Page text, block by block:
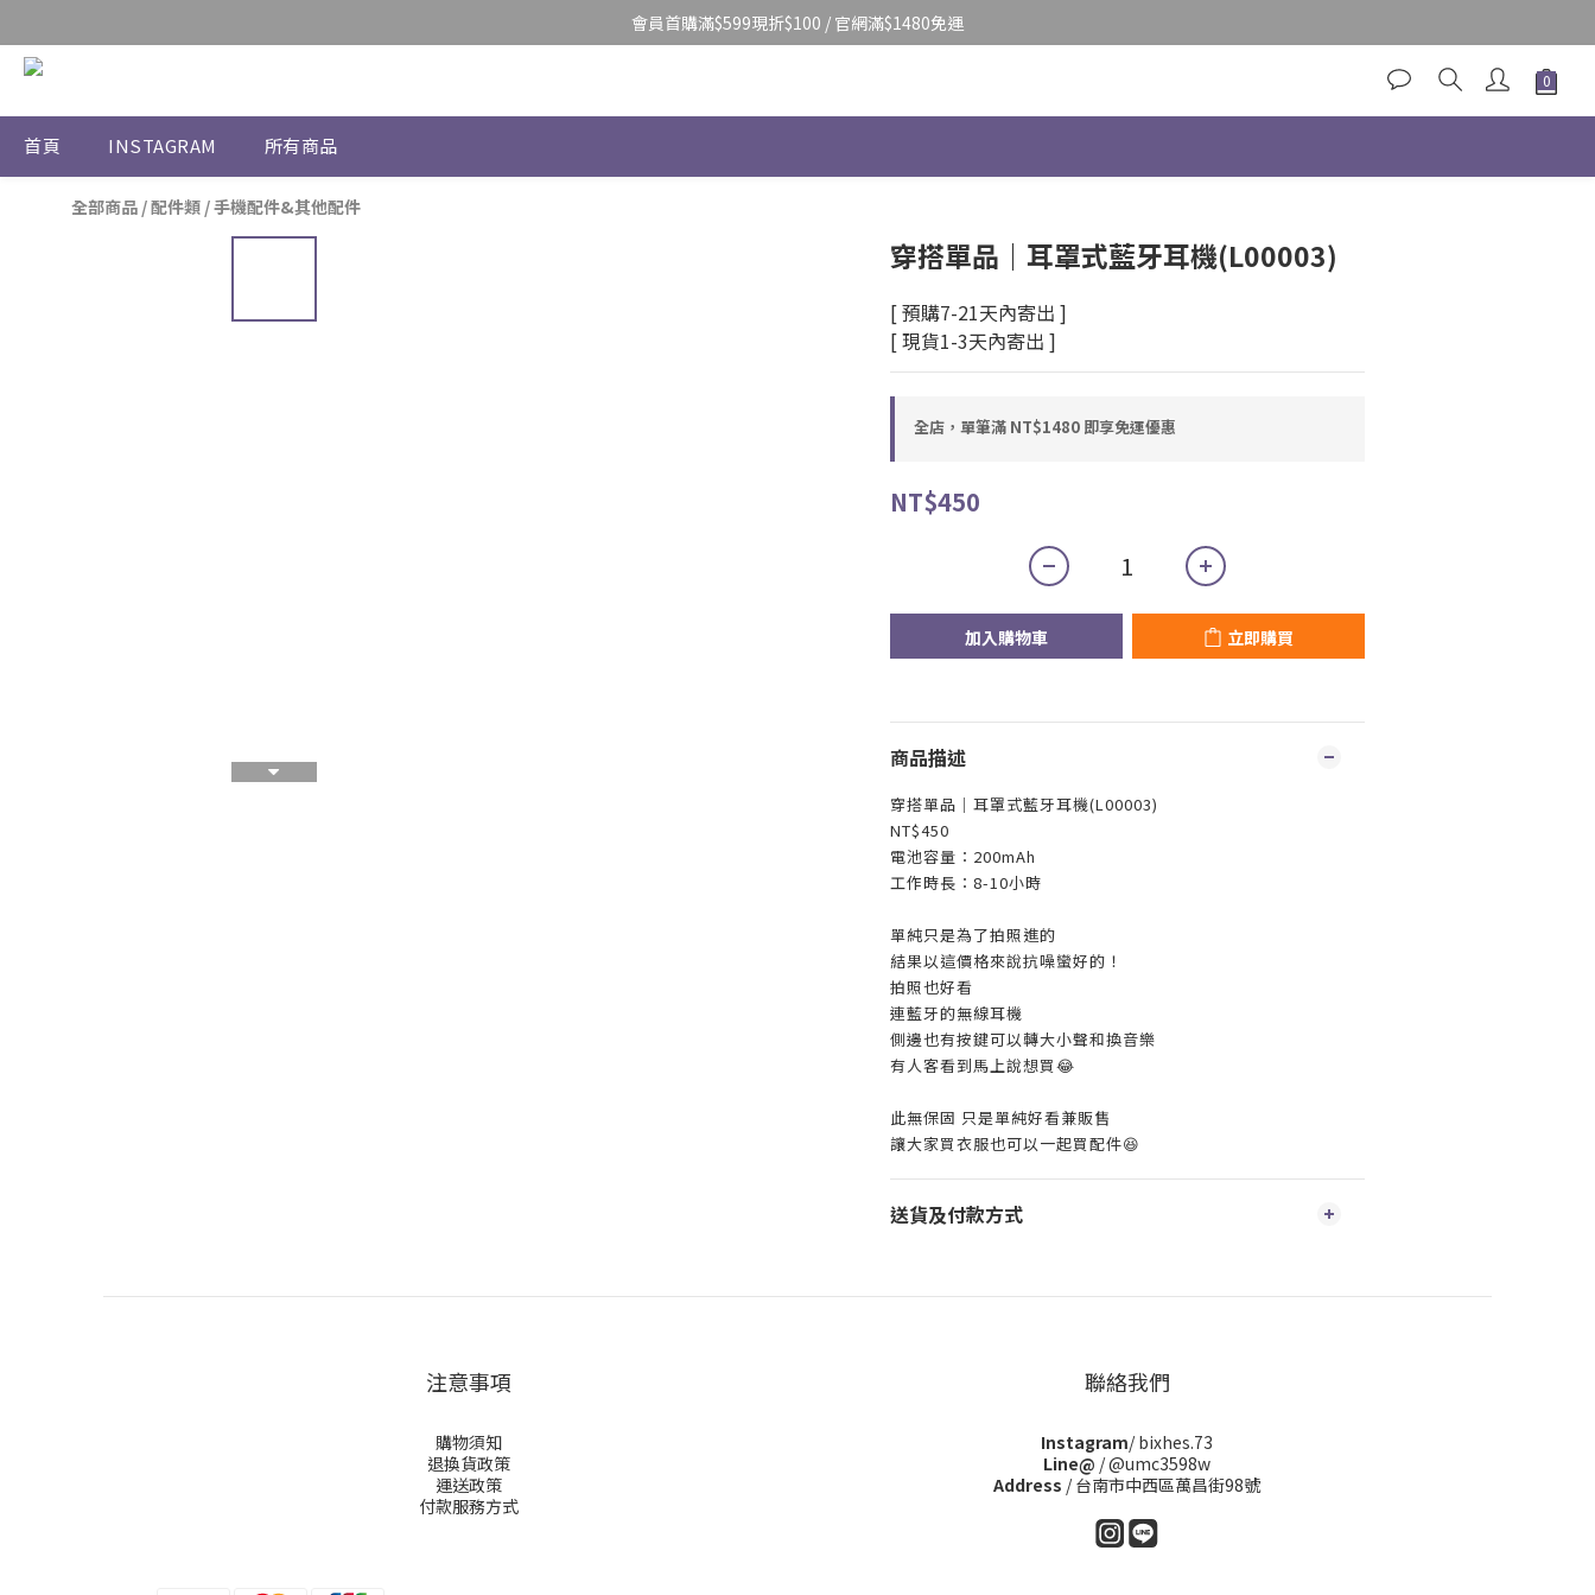
會員首購滿$599現折$100 / 官網滿$1480免運
首頁 INSTAGRAM 所有商品
全部商品 /配件類 /手機配件&其他配件
穿搭單品｜耳罩式藍牙耳機(L00003)
[ 預購7-21天內寄出 ]
[ 現貨1-3天內寄出 ]
全店，單筆滿 NT$1480 即享免運優惠
NT$450
加入購物車 立即購買
商品描述
穿搭單品｜耳罩式藍牙耳機(L00003)
NT$450
電池容量：200mAh
工作時長：8-10小時
單純只是為了拍照進的
結果以這價格來說抗噪蠻好的！
拍照也好看
連藍牙的無線耳機
側邊也有按鍵可以轉大小聲和換音樂
有人客看到馬上說想買😂
此無保固 只是單純好看兼販售
讓大家買衣服也可以一起買配件😆
送貨及付款方式
注意事項
購物須知
退換貨政策
運送政策
付款服務方式
聯絡我們
Instagram/ bixhes.73
Line@ / @umc3598w
Address / 台南市中西區萬昌街98號